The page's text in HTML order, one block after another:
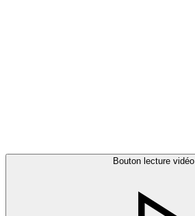
Bouton lecture vidéo